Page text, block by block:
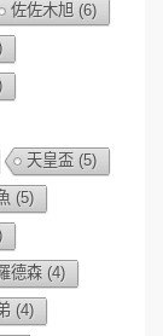
佐佐木旭 (6)
天皇盃 (5)
(5)
德森 (4)
(4)